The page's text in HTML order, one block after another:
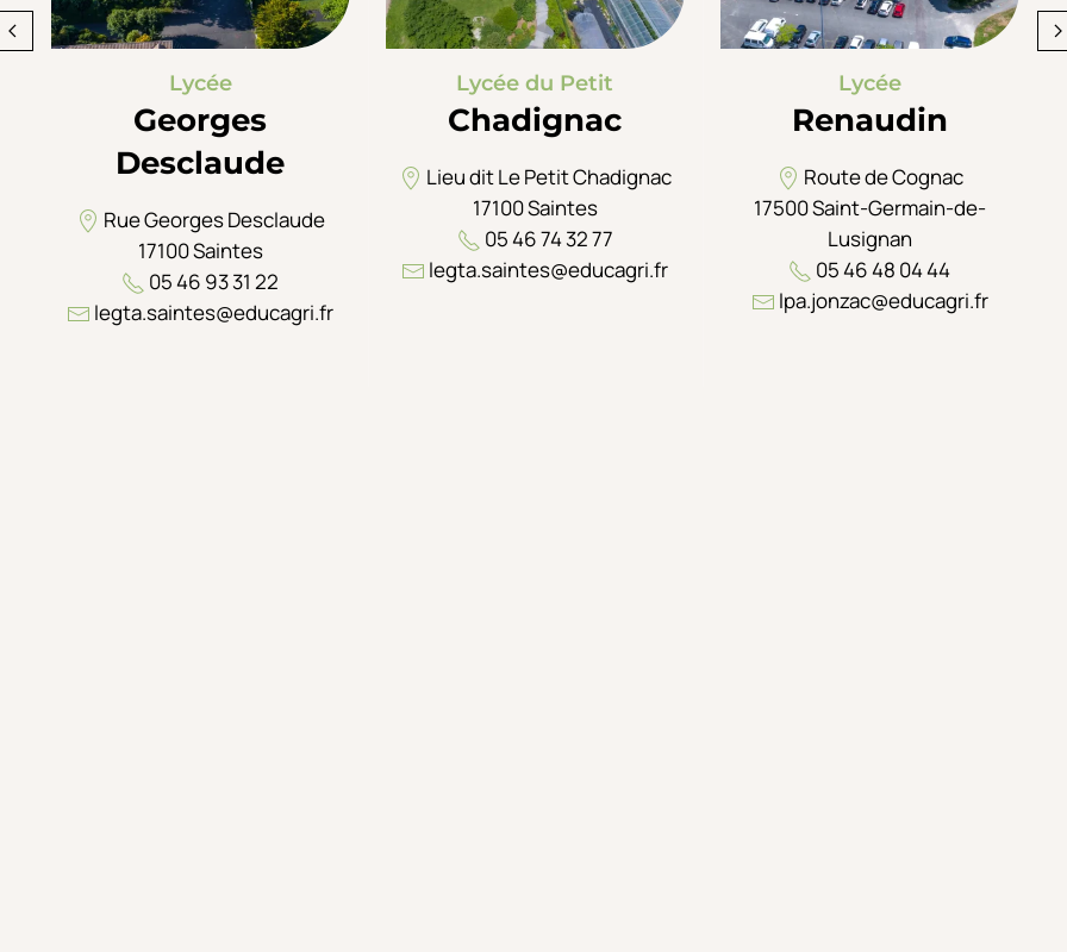
Lycée
Georges
Desclaude
Rue Georges Desclaude
17100 Saintes
05 46 93 31 22
legta.saintes@educagri.fr
Lycée du Petit
Chadignac
Lieu dit Le Petit Chadignac
17100 Saintes
05 46 74 32 77
legta.saintes@educagri.fr
Lycée
Renaudin
Route de Cognac
17500 Saint-Germain-de-
Lusignan
05 46 48 04 44
lpa.jonzac@educagri.fr